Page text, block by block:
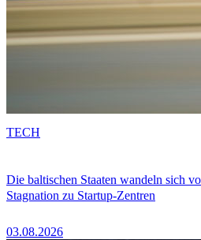
Die baltischen Staaten wandeln sich
Stagnation zu Startup-Zentren
03.08.2026
TECH